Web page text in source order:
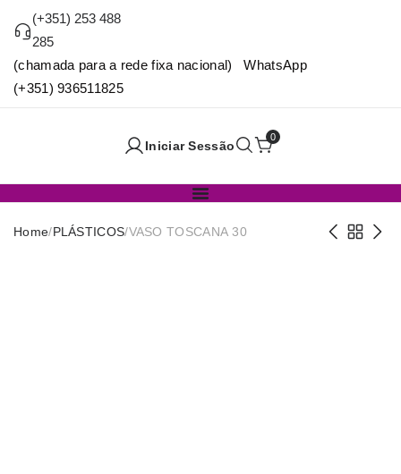
(+351) 253 488
285
(chamada para a rede fixa nacional) WhatsApp
(+351) 936511825
Iniciar Sessão
0
Home/PLÁSTICOS/VASO TOSCANA 30